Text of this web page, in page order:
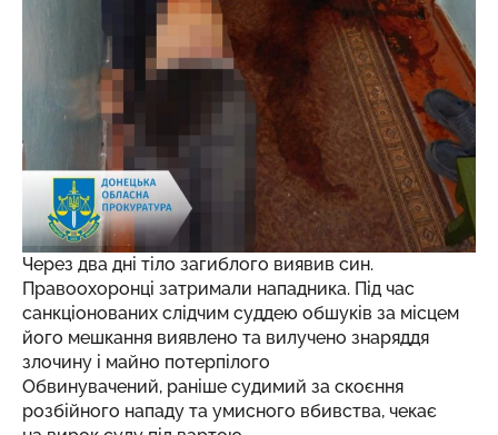
Через два дні тіло загиблого виявив син.
Правоохоронці затримали нападника. Під час
санкціонованих слідчим суддею обшуків за місцем
його мешкання виявлено та вилучено знаряддя
злочину і майно потерпілого
Обвинувачений, раніше судимий за скоєння
розбійного нападу та умисного вбивства, чекає